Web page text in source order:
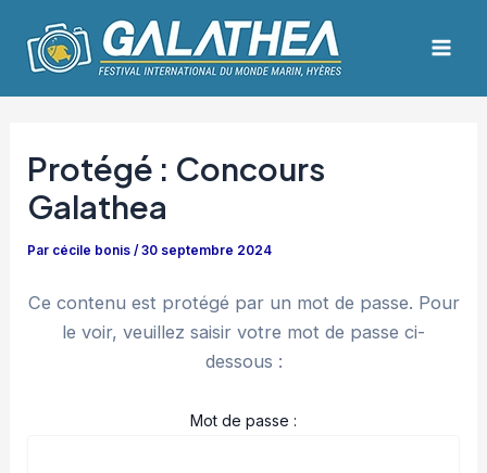
contenu
Protégé : Concours
Galathea
Par cécile bonis/30 septembre 2024
Ce contenu est protégé par un mot de passe. Pour
le voir, veuillez saisir votre mot de passe ci-
dessous :
Mot de passe :
des
articles